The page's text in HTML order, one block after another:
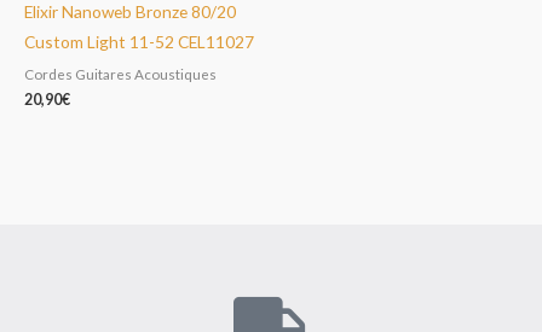
Elixir Nanoweb Bronze 80/20
Custom Light 11-52 CEL11027
Cordes Guitares Acoustiques
20,90€